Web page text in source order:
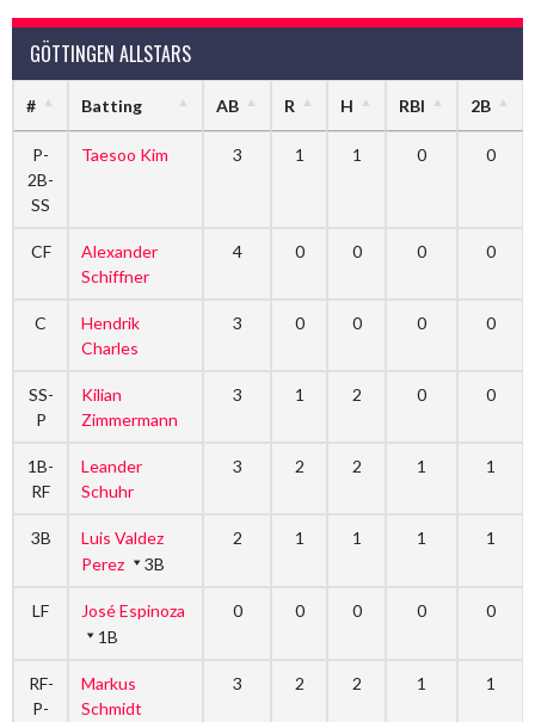
GÖTTINGEN ALLSTARS
# Batting AB R H RBI 2B
P-
2B-
SS
Taesoo Kim 3 1 1 0 0
CF
Alexander
Schiffner
4 0 0 0 0
C
Hendrik
Charles
3 0 0 0 0
SS-
P
Kilian
Zimmermann
3 1 2 0 0
1B-
RF
Leander
Schuhr
3 2 2 1 1
3B
Luis Valdez
Perez
3B
2 1 1 1 1
LF
José Espinoza
1B
0 0 0 0 0
RF-
P-
Markus
Schmidt
3 2 2 1 1